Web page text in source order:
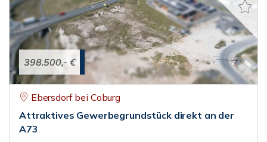
398.500,- €
Ebersdorf bei Coburg
Attraktives Gewerbegrundstück direkt an der
A73